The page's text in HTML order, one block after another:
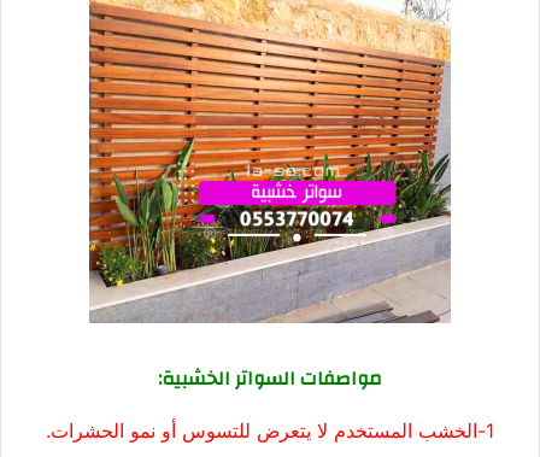
مواصفات السواتر الخشبية:
1-الخشب المستخدم لا يتعرض للتسوس أو نمو الحشرات.